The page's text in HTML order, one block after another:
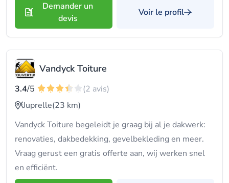
Demander un
devis
Voir le profil
Vandyck Toiture
3.4/5
(2 avis)
Juprelle(23 km)
Vandyck Toiture begeleidt je graag bij al je dakwerk:
renovaties, dakbedekking, gevelbekleding en meer.
Vraag gerust een gratis offerte aan, wij werken snel
en efficiënt.